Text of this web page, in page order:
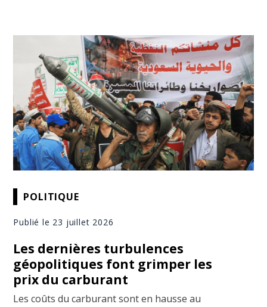
POLITIQUE
Publié le 23 juillet 2026
Les dernières turbulences
géopolitiques font grimper les
prix du carburant
Les coûts du carburant sont en hausse au